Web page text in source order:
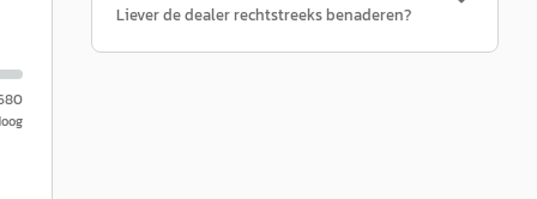
Liever de dealer rechtstreeks benaderen?